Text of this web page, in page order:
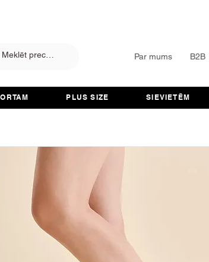
Par mums B2B
PLUS SIZE SIEVIETĒM